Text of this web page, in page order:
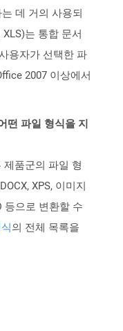
데 거의 사용되
는 통합 문서
용자가 선택한 파
2007 이상에서
떤 파일 형식을 지
품군의 파일 형
XPS, 이미지
등으로 변환할 수
의 전체 목록을